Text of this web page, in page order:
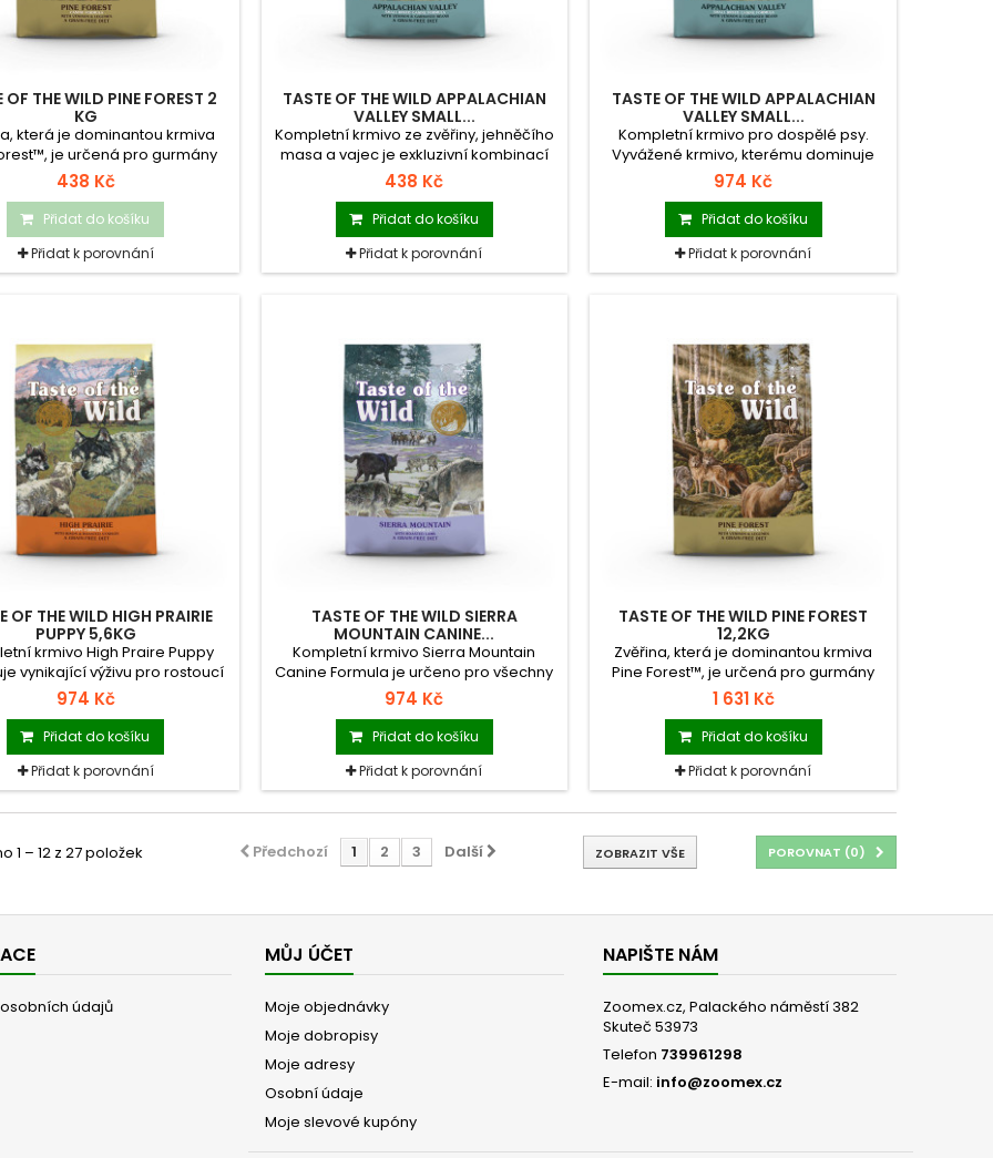
OF THE WILD PINE FOREST 2
KG
která je dominantou krmiva
je určená pro gurmány
plemen a jakéhokoli věku
438 Kč
Přidat do košíku
Přidat k porovnání
TASTE OF THE WILD APPALACHIAN
VALLEY SMALL...
Kompletní krmivo ze zvěřiny, jehněčího
masa a vajec je exkluzivní kombinací
vůně a chutí, kterou Váš pes nalezne
pouze v Taste of the Wild.
438 Kč
Přidat do košíku
Přidat k porovnání
TASTE OF THE WILD APPALACHIAN
VALLEY SMALL...
Kompletní krmivo pro dospělé psy.
Vyvážené krmivo, kterému dominuje
neodolatelné maso ze zvěřiny, je
určeno především labužníkům z řad
menších plemen.
974 Kč
Přidat do košíku
Přidat k porovnání
OF THE WILD HIGH PRAIRIE
PUPPY 5,6KG
krmivo High Praire Puppy
vynikající výživu pro rostoucí
Bizon poskytuje vysoce
zdroj kvalitních bílkovin.
zelenina a bylinky podporují
imunitní systém psa.
974 Kč
Přidat do košíku
Přidat k porovnání
TASTE OF THE WILD SIERRA
MOUNTAIN CANINE...
Kompletní krmivo Sierra Mountain
Canine Formula je určeno pro všechny
psy ve všech životních fázích - z
pečeného jehněčího. Kombinace
jehněčího masa a batát je vhodná pro
alergické psy.
974 Kč
Přidat do košíku
Přidat k porovnání
TASTE OF THE WILD PINE FOREST
12,2KG
Zvěřina, která je dominantou krmiva
Pine Forest™, je určená pro gurmány
všech plemen a jakéhokoli věku.
1 631 Kč
Přidat do košíku
Přidat k porovnání
POROVNAT (0)
ZOBRAZIT VŠE
Předchozí 1 2 3 Další
1 – 12 z 27 položek
údajů
MŮJ ÚČET
Moje objednávky
Moje dobropisy
Moje adresy
Osobní údaje
Moje slevové kupóny
NAPIŠTE NÁM
Zoomex.cz, Palackého náměstí 382
Skuteč 53973
Telefon 739961298
E-mail: info@zoomex.cz